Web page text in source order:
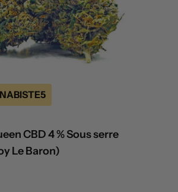
CBD 4 % Sous serre
Le Baron)